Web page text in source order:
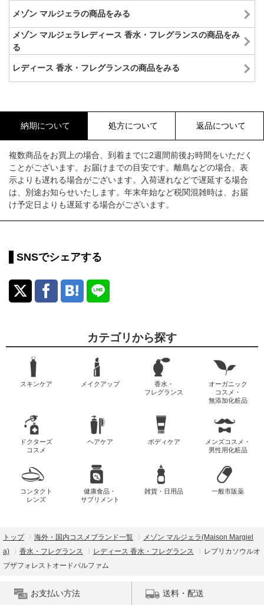
メゾン マルジェラの商品をみる
メゾン マルジェラレディース 香水・フレグランスの商品をみ
る
レディース 香水・フレグランスの商品をみる
納期について 処方について 返品について
複数商品をお買上の場合、到着までに2週間前後お時間をいただく
ことがございます。お届けまでの目安です。離島などの場合、表
示よりも遅れる場合がございます。入荷遅れなどで遅延する場合
は、別途お知らせいたします。年末年始など税関混雑時は、お届
け予定日よりも遅延する場合がございます。
SNSでシェアする
カテゴリから探す
スキンケア メイクアップ
香水・
フレグランス
オーガニック
コスメ・
無添加化粧品
ドクターズ
コスメ
ヘアケア ボディケア
メンズコスメ・
男性用化粧品
コンタクト
レンズ
健康食品・
サプリメント
雑貨・日用品 一般市販薬
トップ 海外・国内コスメブランド一覧
メゾン マルジェラ(Maison Margiel
a)
香水・フレグランス レディース 香水・フレグランス
レプリカソウルオ
ブザフォレストオードパルファム
お支払い方法 送料・配送